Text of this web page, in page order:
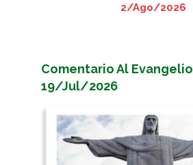
2/Ago/2026
Comentario Al Evangelio
19/Jul/2026